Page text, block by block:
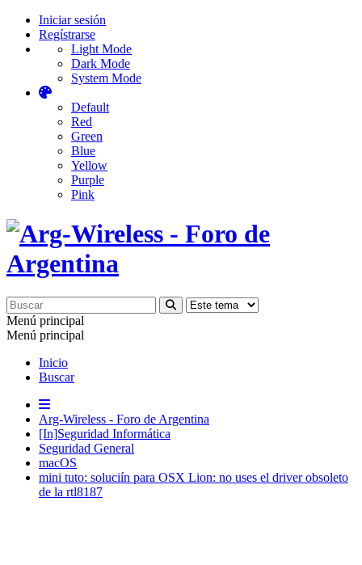
Iniciar sesión
Regístrarse
Light Mode
Dark Mode
System Mode
Default
Red
Green
Blue
Yellow
Purple
Pink
Menú principal
Menú principal
Inicio
Buscar
Arg-Wireless - Foro de Argentina
[In]Seguridad Informática
Seguridad General
macOS
mini tuto: soluciín para OSX Lion: no uses el driver obsoleto
de la rtl8187